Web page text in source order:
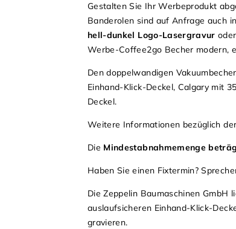
Gestalten Sie Ihr Werbeprodukt
Banderolen sind auf Anfrage auch
hell-dunkel Logo-Lasergravur
Werbe-Coffee2go Becher modern,
Den doppelwandigen
Einhand-Klick-Deckel, Calgary mit
Deckel.
Weitere Informationen bezüglich
Die Mindestabnahmemenge
Haben Sie einen Fixtermin?
Die Zeppelin Baumaschinen
auslaufsicheren Einhand-Klick-
gravieren.